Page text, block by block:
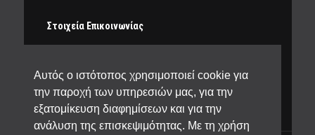
Αυτός ο ιστότοπος χρησιμοποιεί cookie για
την παροχή των υπηρεσιών μας, για την
εξατομίκευση διαφημίσεων και για την
ανάλυση της επισκεψιμότητας. Με τη χρήση
Στοιχεία Επικοινωνίας
2333028118
6976633515
sdaoukopoulos@yahoo.gr